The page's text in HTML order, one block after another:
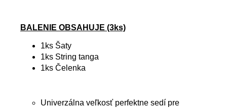
BALENIE OBSAHUJE (3ks)
1ks Šaty
1ks String tanga
1ks Čelenka
Univerzálna veľkosť perfektne sedí pre